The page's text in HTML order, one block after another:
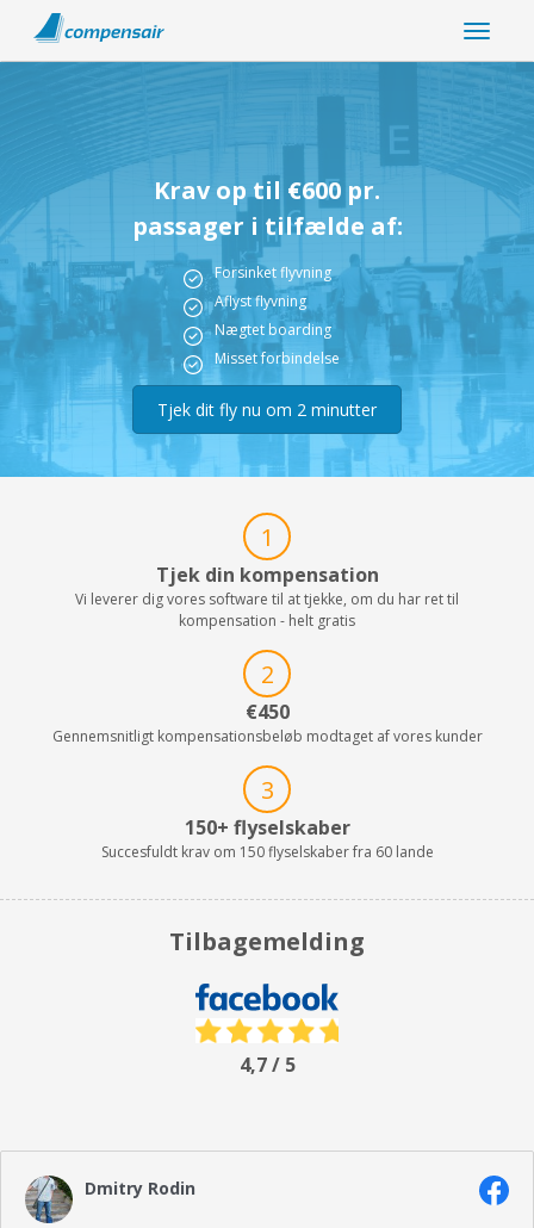
Krav op til €600 pr.
passager i tilfælde af:
Forsinket flyvning
Aflyst flyvning
Nægtet boarding
Misset forbindelse
Tjek dit fly nu om 2 minutter
1
Tjek din kompensation
Vi leverer dig vores software til at tjekke, om du har ret til
kompensation - helt gratis
2
€450
Gennemsnitligt kompensationsbeløb modtaget af vores kunder
3
150+ flyselskaber
Succesfuldt krav om 150 flyselskaber fra 60 lande
Tilbagemelding
4,7 / 5
Dmitry Rodin